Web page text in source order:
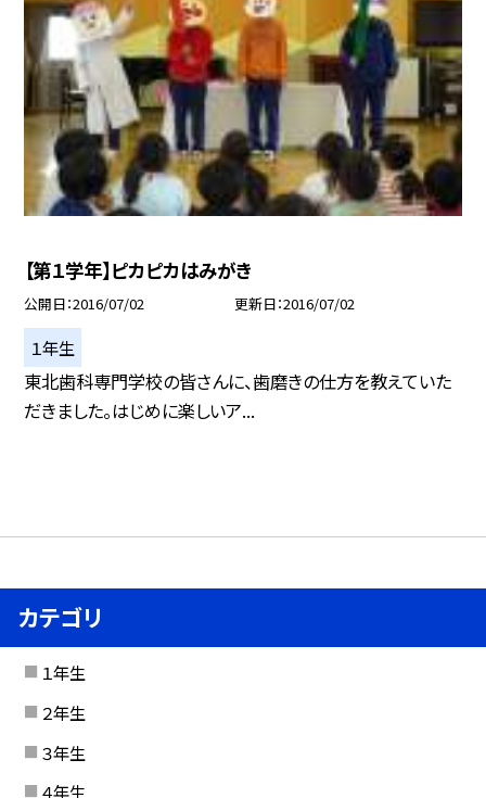
【第１学年】ピカピカはみがき
公開日 2016/07/02 更新日 2016/07/02
１年生
東北歯科専門学校の皆さんに、歯磨きの仕方を教えていた
だきました。はじめに楽しいア...
カテゴリ
１年生
２年生
３年生
４年生